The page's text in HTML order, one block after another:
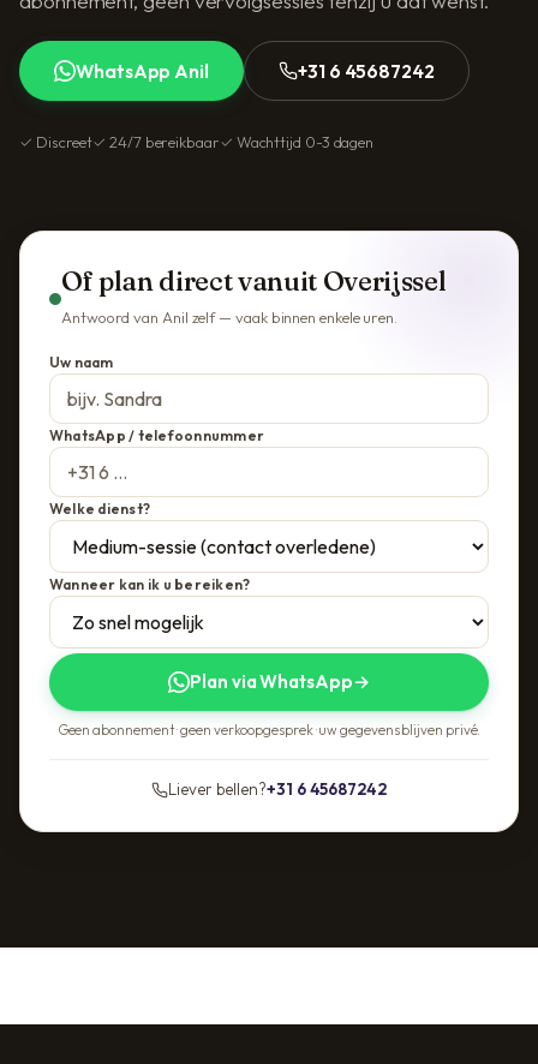
WhatsApp Anil +31 6 45687242
✓ Discreet✓ 24/7 bereikbaar✓ Wachttijd 0-3 dagen
Of plan direct vanuit Overijssel
Antwoord van Anil zelf — vaak binnen enkele uren.
Uw naam
WhatsApp / telefoonnummer
Welke dienst?
Wanneer kan ik u bereiken?
Plan via WhatsApp→
Geen abonnement · geen verkoopgesprek · uw gegevens blijven privé.
Liever bellen?+31 6 45687242